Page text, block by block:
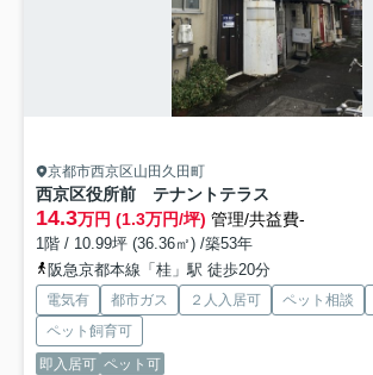
京都市西京区山田久田町
西京区役所前 テナントテラス
14.3万円 (1.3万円/坪) 管理/共益費-
1階 / 10.99坪 (36.36㎡) /築53年
阪急京都本線「桂」駅 徒歩20分
電気有 都市ガス ２人入居可 ペット相談
ペット飼育可
即入居可 ペット可